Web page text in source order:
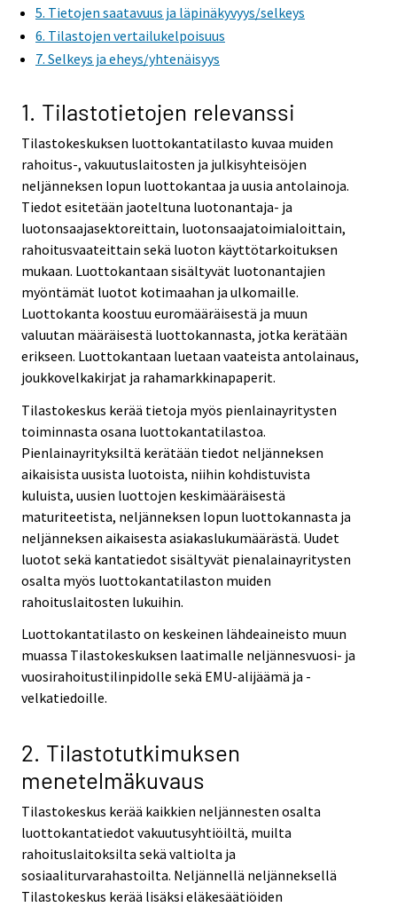
5. Tietojen saatavuus ja läpinäkyvyys/selkeys
6. Tilastojen vertailukelpoisuus
7. Selkeys ja eheys/yhtenäisyys
1. Tilastotietojen relevanssi
Tilastokeskuksen luottokantatilasto kuvaa muiden
rahoitus-, vakuutuslaitosten ja julkisyhteisöjen
neljänneksen lopun luottokantaa ja uusia antolainoja.
Tiedot esitetään jaoteltuna luotonantaja- ja
luotonsaajasektoreittain, luotonsaajatoimialoittain,
rahoitusvaateittain sekä luoton käyttötarkoituksen
mukaan. Luottokantaan sisältyvät luotonantajien
myöntämät luotot kotimaahan ja ulkomaille.
Luottokanta koostuu euromääräisestä ja muun
valuutan määräisestä luottokannasta, jotka kerätään
erikseen. Luottokantaan luetaan vaateista antolainaus,
joukkovelkakirjat ja rahamarkkinapaperit.
Tilastokeskus kerää tietoja myös pienlainayritysten
toiminnasta osana luottokantatilastoa.
Pienlainayrityksiltä kerätään tiedot neljänneksen
aikaisista uusista luotoista, niihin kohdistuvista
kuluista, uusien luottojen keskimääräisestä
maturiteetista, neljänneksen lopun luottokannasta ja
neljänneksen aikaisesta asiakaslukumäärästä. Uudet
luotot sekä kantatiedot sisältyvät pienalainayritysten
osalta myös luottokantatilaston muiden
rahoituslaitosten lukuihin.
Luottokantatilasto on keskeinen lähdeaineisto muun
muassa Tilastokeskuksen laatimalle neljännesvuosi- ja
vuosirahoitustilinpidolle sekä EMU-alijäämä ja -
velkatiedoille.
2. Tilastotutkimuksen
menetelmäkuvaus
Tilastokeskus kerää kaikkien neljännesten osalta
luottokantatiedot vakuutusyhtiöiltä, muilta
rahoituslaitoksilta sekä valtiolta ja
sosiaaliturvarahastoilta. Neljännellä neljänneksellä
Tilastokeskus kerää lisäksi eläkesäätiöiden